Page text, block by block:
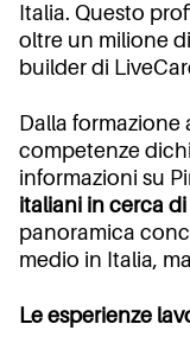
Italia. Questo
oltre un milione
builder di
Dalla formazione
competenze
informazioni su
italiani in cerca
panoramica
medio in Italia,
Le esperienze